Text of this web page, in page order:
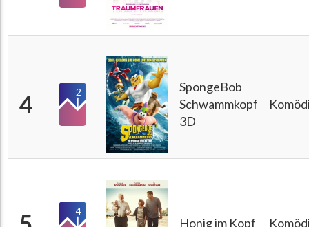
4 2
SpongeBob
Schwammkopf
3D
4
Honig im Kopf